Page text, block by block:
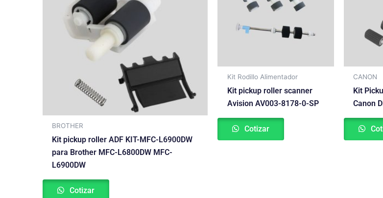
BROTHER
Kit pickup roller ADF KIT-MFC-L6900DW
para Brother MFC-L6800DW MFC-
L6900DW
Cotizar
Kit Rodillo Alimentador
Kit pickup roller scanner
Avision AV003-8178-0-SP
Cotizar
CANON
Kit
Canon